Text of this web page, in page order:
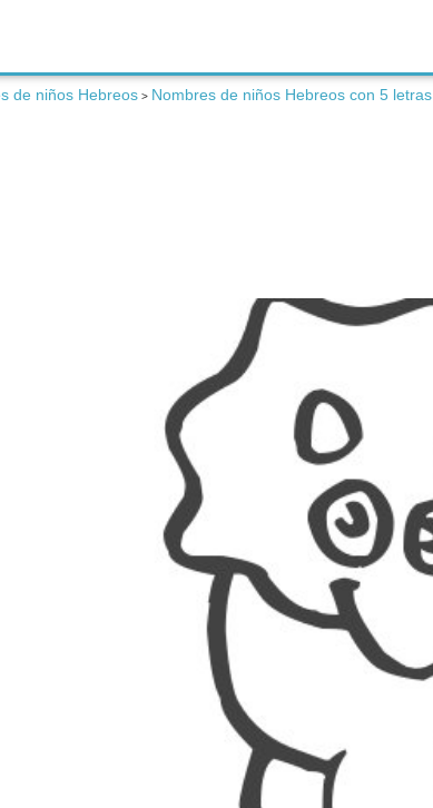
de niños Hebreos > Nombres de niños Hebreos con 5 letras